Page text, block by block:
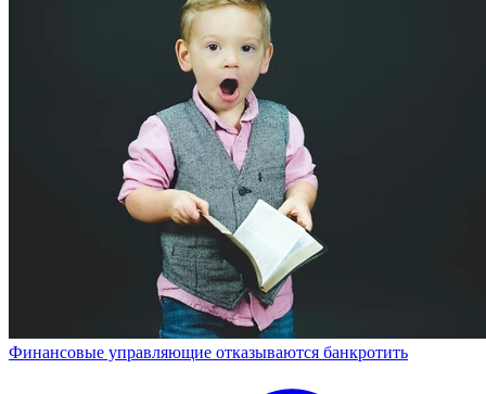
Финансовые управляющие отказываются банкротить